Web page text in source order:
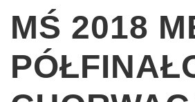
MŚ 2018